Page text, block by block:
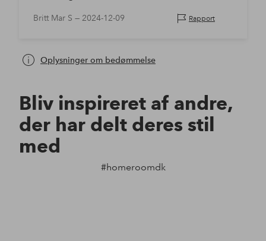
Britt Mar S — 2024-12-09 Rapport
Oplysninger om bedømmelse
Bliv inspireret af andre,
der har delt deres stil
med
#homeroomdk